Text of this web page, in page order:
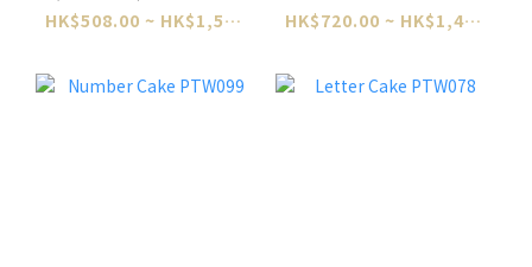
HK$508.00 ~ HK$1,524.00 HK$720.00 ~ HK$1,460.00